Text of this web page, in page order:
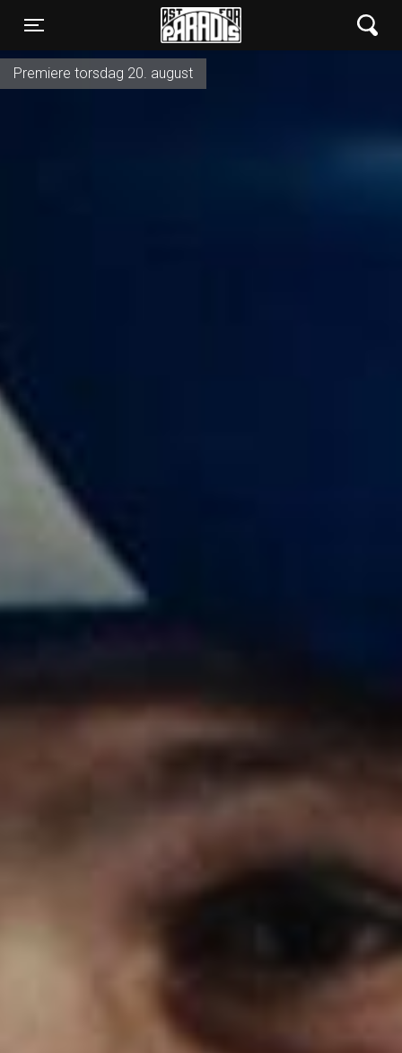
Toggle navigation
Øst for Paradis
Premiere torsdag 20. august